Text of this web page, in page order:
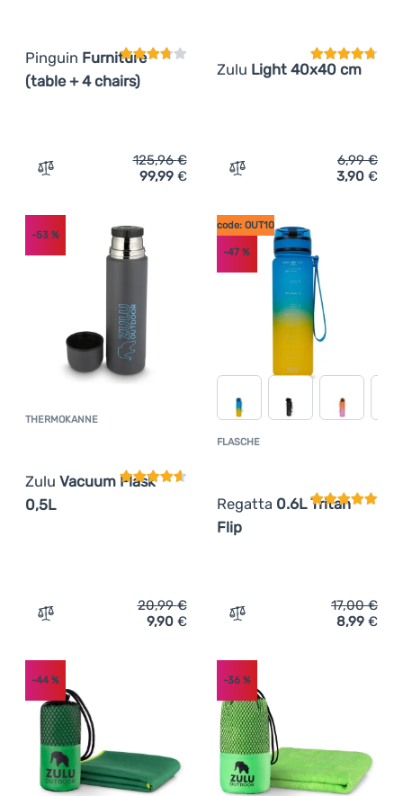
Pinguin Furniture
(table + 4 chairs)
Zum Vergleich 'Sets Pinguin Furniture (table + 4 chairs)'
125,96€
99,99 €
Zulu Light 40x40 cm
Zum Vergleich
6,99€
3,90 €
THERMOKANNE
Zulu Vacuum Flask
0,5L
Kundenbewertung
-53 %
Zum Vergleich 'Thermokanne Zulu Vacuum Flask 0,5L'
20,99€
9,90 €
FLASCHE
Regatta 0.6L Tritan
Flip
code: OUT10
-47 %
Zum Vergleich 'Flasche
17,00€
8,99 €
-44 % -36%